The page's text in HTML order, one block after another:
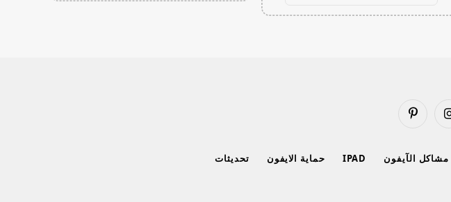
الانستغرامبينتيريست
مشاكل الآيفون IPAD حماية الايفون تحديثات